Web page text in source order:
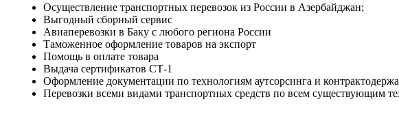
Осуществление транспортных перевозок из России в Азербайджан;
Выгодный сборный сервис
Авиаперевозки в Баку с любого региона России
Таможенное оформление товаров на экспорт
Помощь в оплате товара
Выдача сертификатов СТ-1
Оформление документации по технологиям аутсорсинга и
Перевозки всеми видами транспортных средств по всем существующим